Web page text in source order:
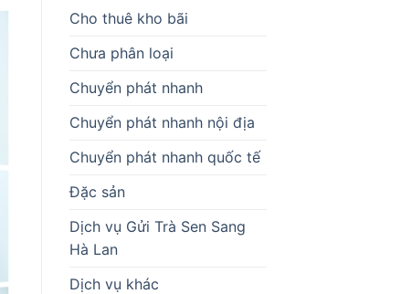
Cho thuê kho bãi
Chưa phân loại
Chuyển phát nhanh
Chuyển phát nhanh nội địa
Chuyển phát nhanh quốc tế
Đặc sản
Dịch vụ Gửi Trà Sen Sang
Hà Lan
Dịch vụ khác